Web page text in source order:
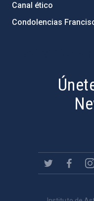
Canal ético
Condolencias